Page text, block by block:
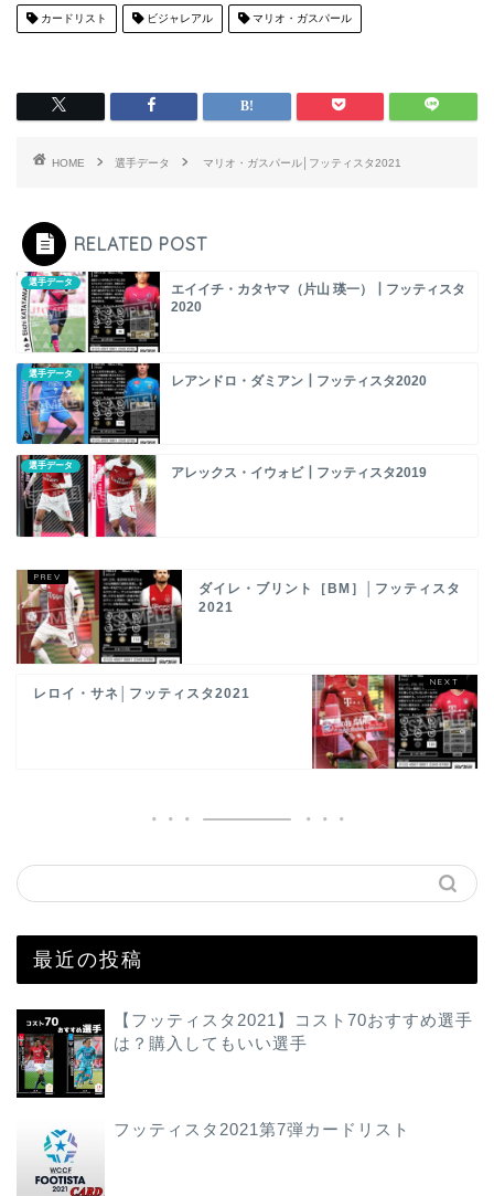
カードリスト ビジャレアル マリオ・ガスパール
HOME 選手データ マリオ・ガスパール│フッティスタ2021
RELATED POST
選手データ
エイイチ・カタヤマ（片山 瑛一）┃フッティスタ
2020
選手データ レアンドロ・ダミアン┃フッティスタ2020
選手データ アレックス・イウォビ┃フッティスタ2019
ダイレ・ブリント［BM］│フッティスタ
2021
レロイ・サネ│フッティスタ2021
最近の投稿
【フッティスタ2021】コスト70おすすめ選手
は？購入してもいい選手
フッティスタ2021第7弾カードリスト